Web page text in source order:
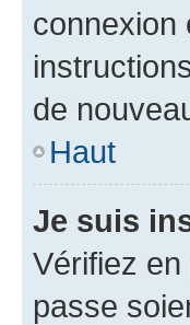
connexion
de
Haut
Je suis
Vérifiez en
passe